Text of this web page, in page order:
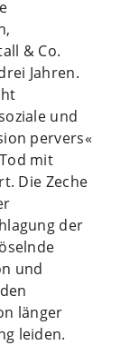
& Co.
Jahren.
und
pervers«
mit
Die Zeche
der
und
länger
leiden.